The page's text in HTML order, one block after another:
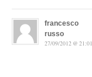
francesco
russo
27/09/2012 @ 21:01